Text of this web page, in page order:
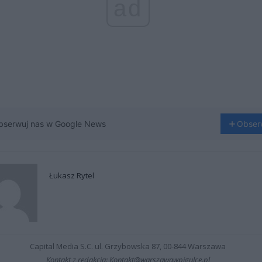
nas w Google News
Łukasz Rytel
Capital Media S.C. ul. Grzybowska 87, 00-844 Warszawa
Kontakt z redakcją: Kontakt@warszawawpigulce.pl